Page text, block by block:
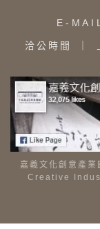
E-
洽公時間 ｜
嘉義文化創意產
Creative